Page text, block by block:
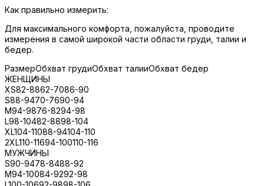
Как правильно измерить:
Для максимального комфорта, пожалуйста, проводите
измерения в самой широкой части области груди, талии и
бедер.
РазмерОбхват грудиОбхват талииОбхват бедер
ЖЕНЩИНЫ
XS82-8862-7086-90
S88-9470-7690-94
M94-9876-8294-98
L98-10482-8898-104
XL104-11088-94104-110
2XL110-11694-100110-116
МУЖЧИНЫ
S90-9478-8488-92
M94-10084-9292-98